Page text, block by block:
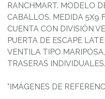
RANCHMART. MODELO
CABALLOS. MEDIDA 5X9
CUENTA CON DIVISIÓN
PUERTA DE ESCAPE
VENTILA TIPO
TRASERAS INDIVIDUALES.
*IMÁGENES DE